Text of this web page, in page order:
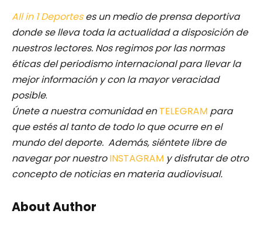
All in 1 Deporteses un medio de prensa deportiva
donde se lleva toda la actualidad a disposición de
nuestros lectores. Nos regimos por las normas
éticas del periodismo internacional para llevar la
mejor información y con la mayor veracidad
posible.
Únete a nuestra comunidad enTELEGRAM para
que estés al tanto de todo lo que ocurre en el
mundo del deporte. Además, siéntete libre de
navegar por nuestro INSTAGRAM y disfrutar de otro
concepto de noticias en materia audiovisual.
About Author